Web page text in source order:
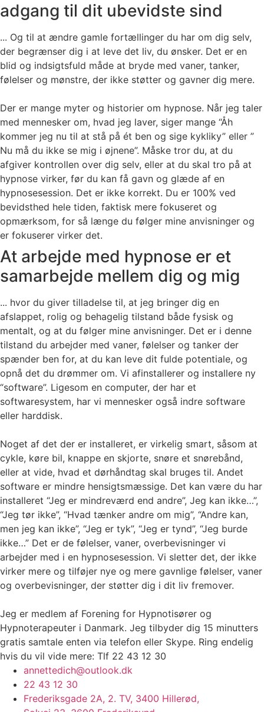
adgang til dit ubevidste sind
... Og til at ændre gamle fortællinger du har om dig selv,
der begrænser dig i at leve det liv, du ønsker. Det er en
blid og indsigtsfuld måde at bryde med vaner, tanker,
følelser og mønstre, der ikke støtter og gavner dig mere.
Der er mange myter og historier om hypnose. Når jeg taler
med mennesker om, hvad jeg laver, siger mange “Åh
kommer jeg nu til at stå på ét ben og sige kykliky” eller ”
Nu må du ikke se mig i øjnene”. Måske tror du, at du
afgiver kontrollen over dig selv, eller at du skal tro på at
hypnose virker, før du kan få gavn og glæde af en
hypnosesession. Det er ikke korrekt. Du er 100% ved
bevidsthed hele tiden, faktisk mere fokuseret og
opmærksom, for så længe du følger mine anvisninger og
er fokuserer virker det.
At arbejde med hypnose er et
samarbejde mellem dig og mig
... hvor du giver tilladelse til, at jeg bringer dig en
afslappet, rolig og behagelig tilstand både fysisk og
mentalt, og at du følger mine anvisninger. Det er i denne
tilstand du arbejder med vaner, følelser og tanker der
spænder ben for, at du kan leve dit fulde potentiale, og
opnå det du drømmer om. Vi afinstallerer og installere ny
“software”. Ligesom en computer, der har et
softwaresystem, har vi mennesker også indre software
eller harddisk.
Noget af det der er installeret, er virkelig smart, såsom at
cykle, køre bil, knappe en skjorte, snøre et snørebånd,
eller at vide, hvad et dørhåndtag skal bruges til. Andet
software er mindre hensigtsmæssige. Det kan være du har
installeret “Jeg er mindreværd end andre”, Jeg kan ikke…”,
“Jeg tør ikke”, “Hvad tænker andre om mig”, “Andre kan,
men jeg kan ikke”, “Jeg er tyk”, “Jeg er tynd”, “Jeg burde
ikke…” Det er de følelser, vaner, overbevisninger vi
arbejder med i en hypnosesession. Vi sletter det, der ikke
virker mere og tilføjer nye og mere gavnlige følelser, vaner
og overbevisninger, der støtter dig i dit liv fremover.
Jeg er medlem af Forening for Hypnotisører og
Hypnoterapeuter i Danmark. Jeg tilbyder dig 15 minutters
gratis samtale enten via telefon eller Skype. Ring endelig
hvis du vil vide mere: Tlf 22 43 12 30
annettedich@outlook.dk
22 43 12 30
Frederiksgade 2A, 2. TV, 3400 Hillerød,